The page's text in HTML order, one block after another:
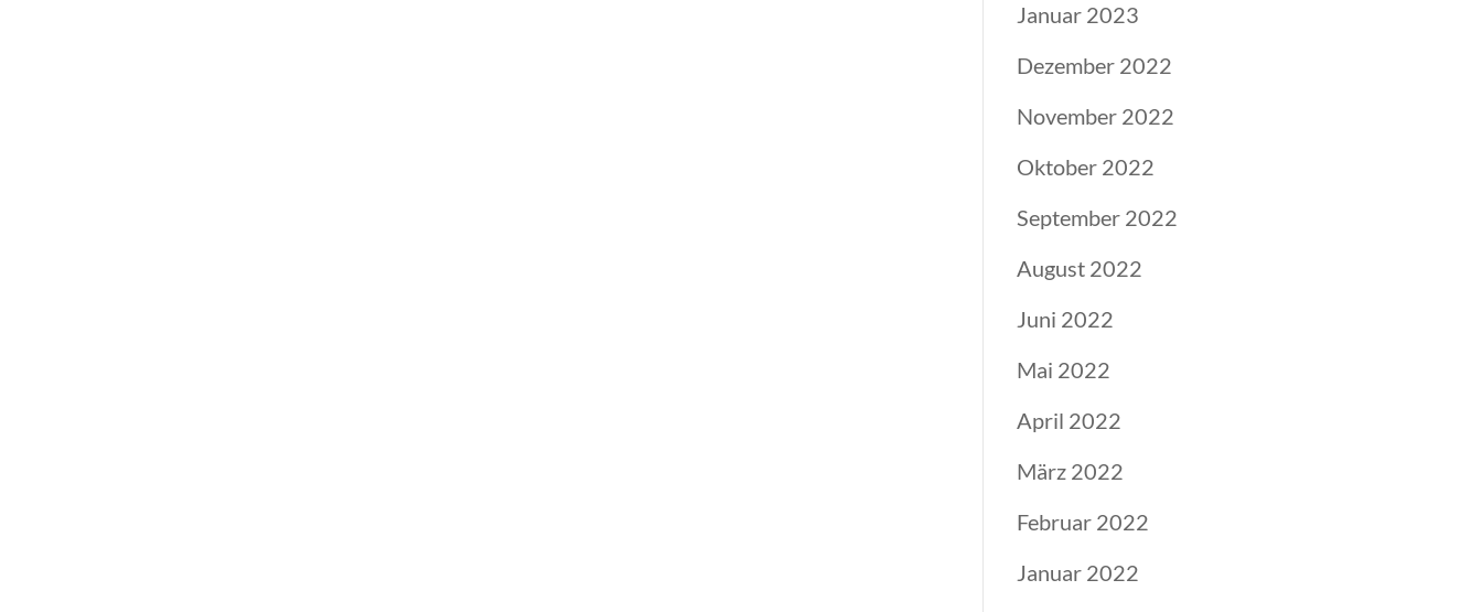
Januar 2023
Dezember 2022
November 2022
Oktober 2022
September 2022
August 2022
Juni 2022
Mai 2022
April 2022
März 2022
Februar 2022
Januar 2022